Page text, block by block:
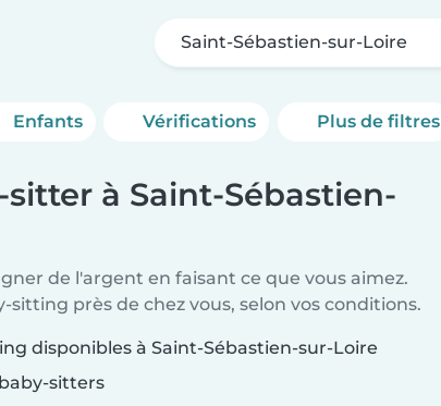
Saint-Sébastien-sur-Loire
Enfants Vérifications Plus de filtres
à Saint-Sébastien-
de l'argent en faisant ce que vous aimez.
sitting près de chez vous, selon vos conditions.
disponibles à Saint-Sébastien-sur-Loire
sitters